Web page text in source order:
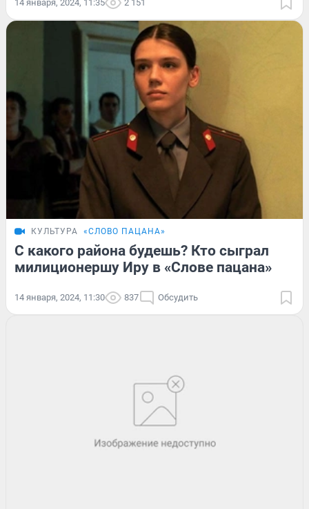
14 января, 2024, 11:35 2 151
КУЛЬТУРА «СЛОВО ПАЦАНА»
С какого района будешь? Кто сыграл
милиционершу Иру в «Слове пацана»
14 января, 2024, 11:30 837 Обсудить